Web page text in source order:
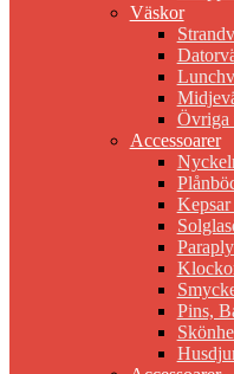
Väskor
Övriga
Accessoarer
Pins,